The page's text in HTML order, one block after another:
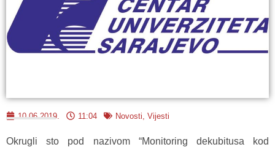
10.06.2019. 11:04 Novosti Vijesti
Okrugli sto pod nazivom “Monitoring dekubitusa kod